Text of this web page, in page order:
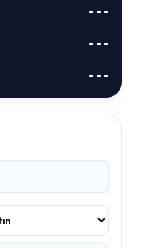
---
---
---